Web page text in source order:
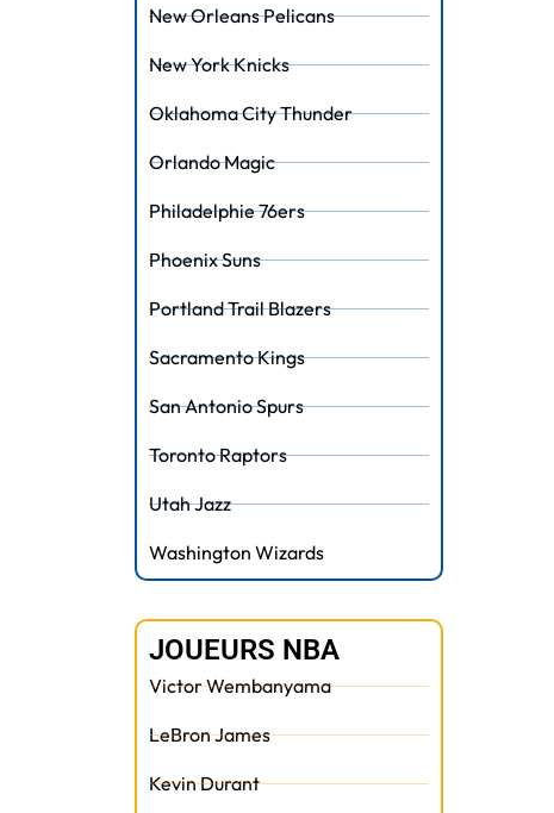
New Orleans Pelicans
New York Knicks
Oklahoma City Thunder
Orlando Magic
Philadelphie 76ers
Phoenix Suns
Portland Trail Blazers
Sacramento Kings
San Antonio Spurs
Toronto Raptors
Utah Jazz
Washington Wizards
JOUEURS NBA
Victor Wembanyama
LeBron James
Kevin Durant